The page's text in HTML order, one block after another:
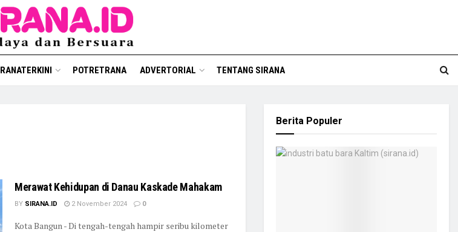
RANATERKINI POTRETRANA ADVERTORIAL TENTANG SIRANA
Merawat Kehidupan di Danau Kaskade Mahakam
BY SIRANA.ID 2 November 2024 0
Kota Bangun - Di tengah-tengah hampir seribu kilometer
Berita Populer